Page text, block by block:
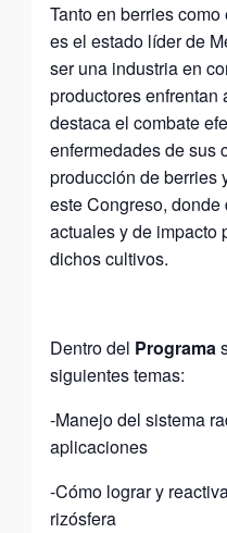
Tanto en berries
es el estado líder de
ser una industria en
productores enfrentan
destaca el combate
enfermedades de sus
producción de berries
este Congreso,
actuales y de impacto
dichos cultivos.
Dentro del Programa
siguientes temas:
-Manejo del sistema
aplicaciones
-Cómo lograr y
rizósfera